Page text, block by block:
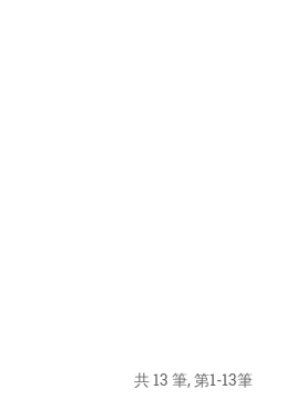
共 13 筆, 第1-13筆